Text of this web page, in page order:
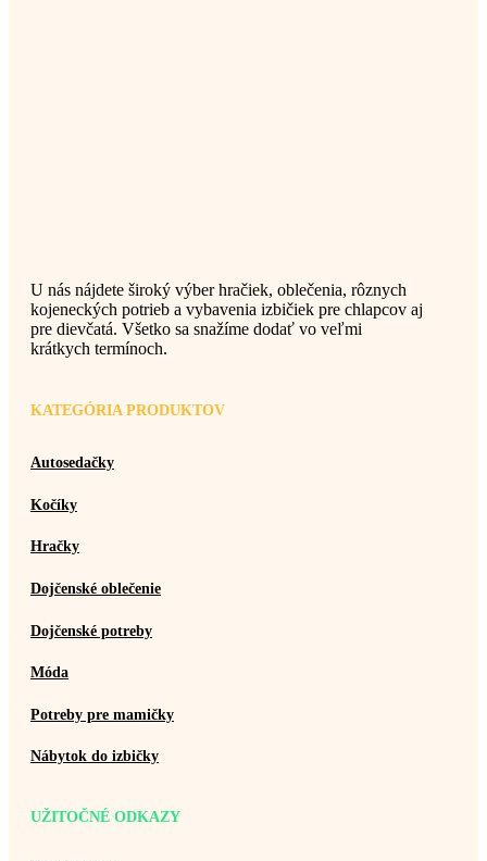
U nás nájdete široký výber hračiek, oblečenia, rôznych
kojeneckých potrieb a vybavenia izbičiek pre chlapcov aj
pre dievčatá. Všetko sa snažíme dodať vo veľmi
krátkych termínoch.
KATEGÓRIA PRODUKTOV
Autosedačky
Kočíky
Hračky
Dojčenské oblečenie
Dojčenské potreby
Móda
Potreby pre mamičky
Nábytok do izbičky
UŽITOČNÉ ODKAZY